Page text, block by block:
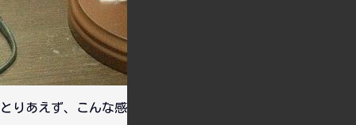
とりあえず、こんな感じで飾ってみましたよ。なんか足元が賑